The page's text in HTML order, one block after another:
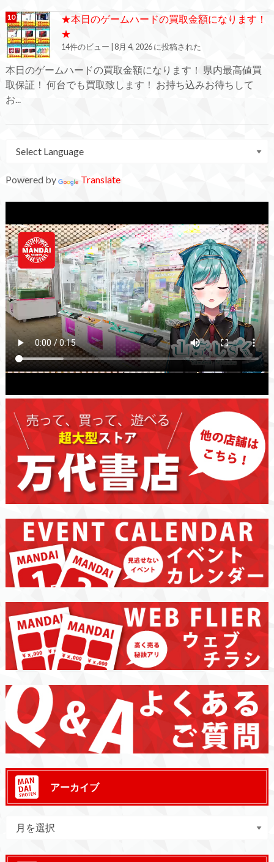
★本日のゲームハードの買取金額になります！
★
14件のビュー 8月 4, 2026 に投稿された
本日のゲームハードの買取金額になります！ 県内最高値買
取保証！ 何台でも買取致します！ お持ち込みお待ちして
お...
Powered by Translate
アーカイブ